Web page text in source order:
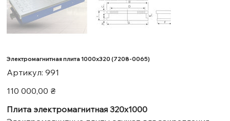
Электромагнитная плита 1000х320 (7208-0065)
Артикул: Артикул:
991
991
Цена
110 000,00 ₴
Плита электромагнитная 320х1000